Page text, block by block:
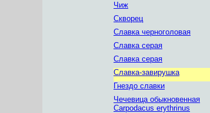
Чиж
Скворец
Славка черноголовая
Славка серая
Славка серая
Славка-завирушка
Гнездо славки
Чечевица обыкновенная
Carpodacus erythrinus